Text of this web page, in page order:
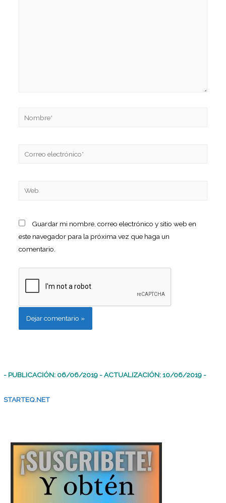
Guardar mi nombre, correo electrónico y sitio web en
este navegador para la próxima vez que haga un
comentario.
- PUBLICACIÓN: 06/06/2019 - ACTUALIZACIÓN: 10/06/2019 -
STARTEQ.NET